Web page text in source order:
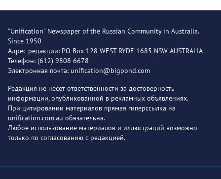
"Unification" Newspaper of the Russian Community in Australia.
Since 1950
Адрес редакции: PO Box 128 WEST RYDE 1685 NSW AUSTRALIA
Телефон: (612) 9808 6678
Электронная почта: unification@bigpond.com
Редакция не несет ответственности за достоверность
информации, опубликованной в рекламных объявлениях.
При цитировании материалов прямая гиперссылка на
unification.com.au обязательна.
Любое использование материалов и иллюстраций возможно
только по согласованию с редакцией.